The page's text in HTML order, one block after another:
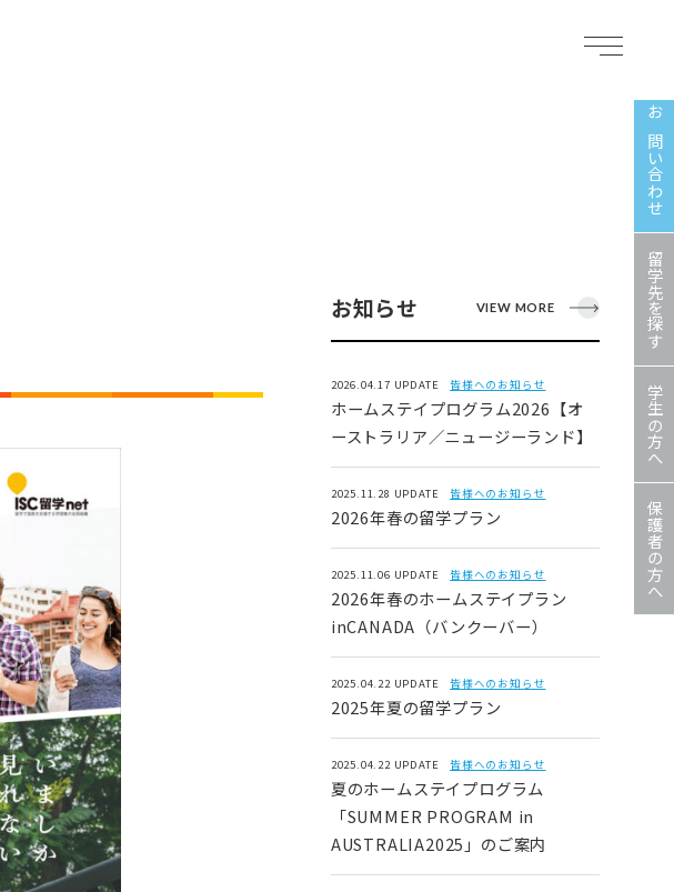
お問い合わせ
留学先を探す
学生の方へ
保護者の方へ
お知らせ VIEW MORE
2026.04.17 UPDATE 皆様へのお知らせ
ホームステイプログラム2026【オ
ーストラリア／ニュージーランド】
2025.11.28 UPDATE 皆様へのお知らせ
2026年春の留学プラン
2025.11.06 UPDATE 皆様へのお知らせ
2026年春のホームステイプラン
inCANADA（バンクーバー）
2025.04.22 UPDATE 皆様へのお知らせ
2025年夏の留学プラン
2025.04.22 UPDATE 皆様へのお知らせ
夏のホームステイプログラム
「SUMMER PROGRAM in
AUSTRALIA2025」のご案内